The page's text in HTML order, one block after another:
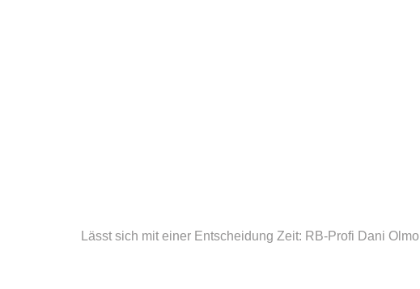
Lässt sich mit einer Entscheidung Zeit: RB-Profi Dani Olmo